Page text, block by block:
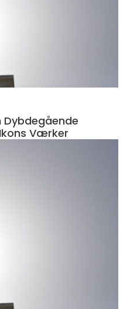
Dybdegående
Værker